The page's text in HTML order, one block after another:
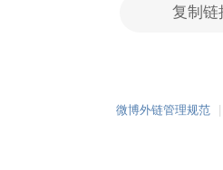
复制链
微博外链管理规范